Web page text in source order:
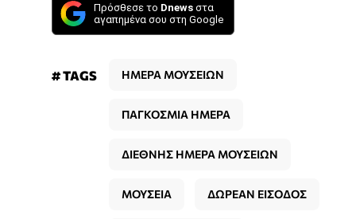
Πρόσθεσε το Dnews στα
αγαπημένα σου στη Google
# TAGS ΗΜΕΡΑ ΜΟΥΣΕΙΩΝ
ΠΑΓΚΟΣΜΙΑ ΗΜΕΡΑ
ΔΙΕΘΝΗΣ ΗΜΕΡΑ ΜΟΥΣΕΙΩΝ
ΜΟΥΣΕΙΑ ΔΩΡΕΑΝ ΕΙΣΟΔΟΣ